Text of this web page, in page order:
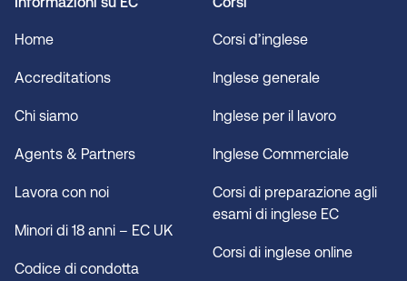
Home
Accreditations
Chi siamo
Agents & Partners
Lavora con noi
Minori di 18 anni – EC UK
Codice di condotta
Corsi d’inglese
Inglese generale
Inglese per il lavoro
Inglese Commerciale
Corsi di preparazione agli
esami di inglese EC
Corsi di inglese online